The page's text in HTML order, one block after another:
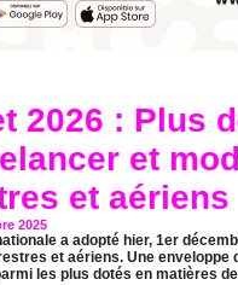
2026 : Plus
et
et aériens
2025
a adopté hier, 1er
et aériens. Une enveloppe
les plus dotés en matières